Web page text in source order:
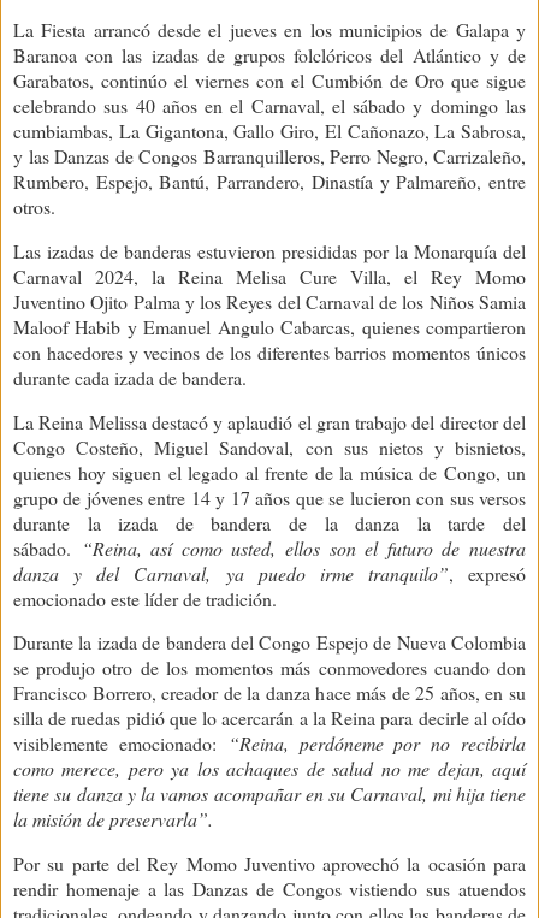
La Fiesta arrancó desde el jueves en los municipios de Galapa y
Baranoa con las izadas de grupos folclóricos del Atlántico y de
Garabatos, continúo el viernes con el Cumbión de Oro que sigue
celebrando sus 40 años en el Carnaval, el sábado y domingo las
cumbiambas, La Gigantona, Gallo Giro, El Cañonazo, La Sabrosa,
y las Danzas de Congos Barranquilleros, Perro Negro, Carrizaleño,
Rumbero, Espejo, Bantú, Parrandero, Dinastía y Palmareño, entre
otros.
Las izadas de banderas estuvieron presididas por la Monarquía del
Carnaval 2024, la Reina Melisa Cure Villa, el Rey Momo
Juventino Ojito Palma y los Reyes del Carnaval de los Niños Samia
Maloof Habib y Emanuel Angulo Cabarcas, quienes compartieron
con hacedores y vecinos de los diferentes barrios momentos únicos
durante cada izada de bandera.
La Reina Melissa destacó y aplaudió el gran trabajo del director del
Congo Costeño, Miguel Sandoval, con sus nietos y bisnietos,
quienes hoy siguen el legado al frente de la música de Congo, un
grupo de jóvenes entre 14 y 17 años que se lucieron con sus versos
durante la izada de bandera de la danza la tarde del
sábado. “Reina, así como usted, ellos son el futuro de nuestra
danza y del Carnaval, ya puedo irme tranquilo”, expresó
emocionado este líder de tradición.
Durante la izada de bandera del Congo Espejo de Nueva Colombia
se produjo otro de los momentos más conmovedores cuando don
Francisco Borrero, creador de la danza hace más de 25 años, en su
silla de ruedas pidió que lo acercarán a la Reina para decirle al oído
visiblemente emocionado:
“Reina, perdóneme por no recibirla
como merece, pero ya los achaques de salud no me dejan, aquí
tiene su danza y la vamos acompañar en su Carnaval, mi hija tiene
la misión de preservarla”.
Por su parte del Rey Momo Juventivo aprovechó la ocasión para
rendir homenaje a las Danzas de Congos vistiendo sus atuendos